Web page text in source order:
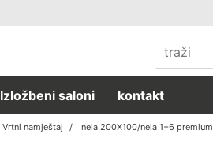
Izložbeni saloni kontakt
Vrtni namještaj neia 200X100/neia 1+6 premium